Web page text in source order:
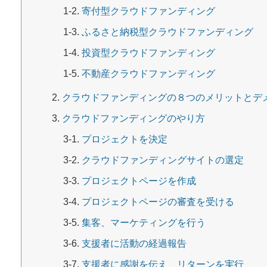
寄付型クラウドファンディング
ふるさと納税型クラウドファンディング
投資型クラウドファンディング
不動産クラウドファンディング
クラウドファンディングの８つのメリットとデ
クラウドファンディングのやり方
プロジェクトを決定
クラウドファンディングサイトの選定
プロジェクトページを作成
プロジェクトページの審査を受ける
集客、マーケティングを行う
支援者に活動の経過報告
支援者に感謝を伝え、リターンを実行